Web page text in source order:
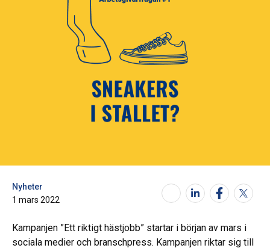
Nyheter
1 mars 2022
Kampanjen ”Ett riktigt hästjobb” startar i början av mars i
sociala medier och branschpress. Kampanjen riktar sig till